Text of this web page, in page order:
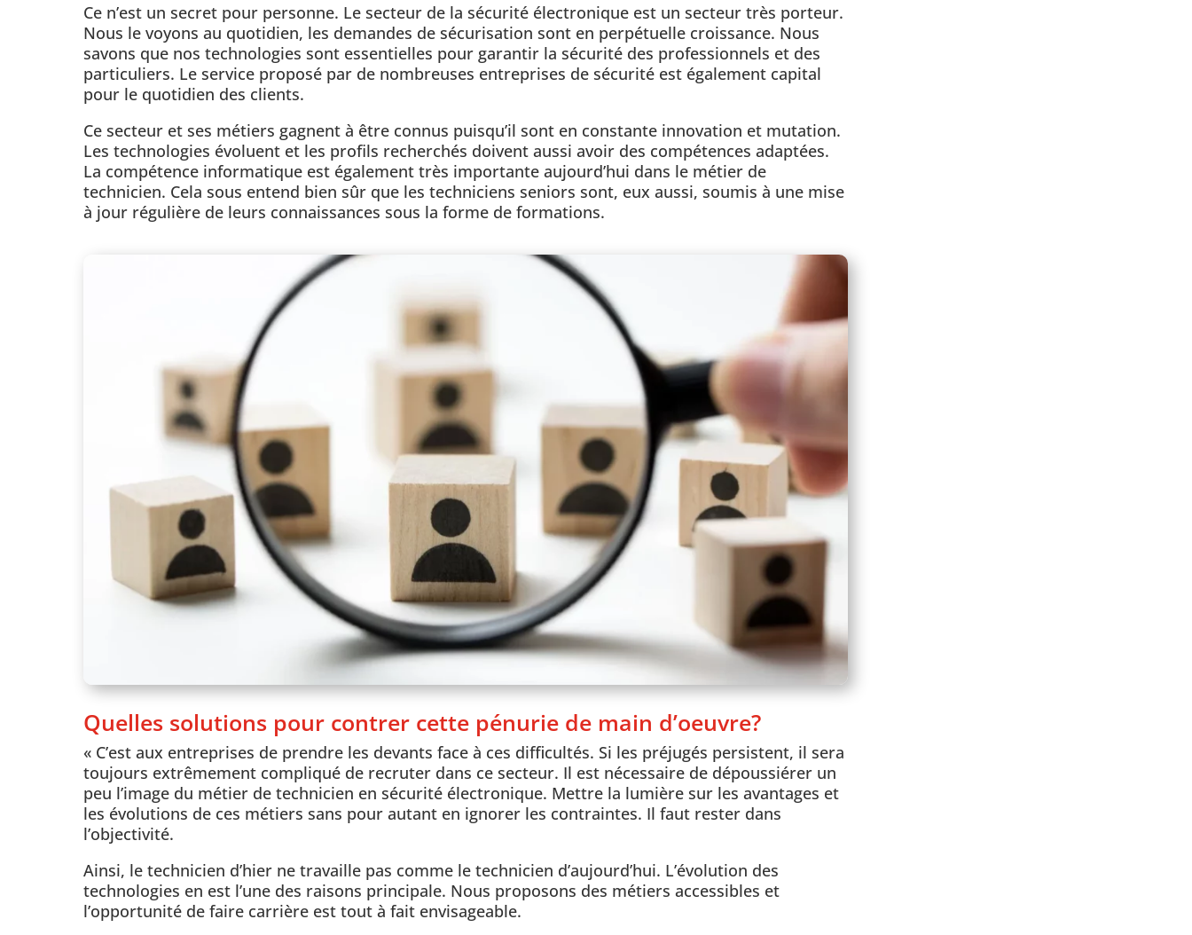
Ce n’est un secret pour personne. Le secteur de la sécurité électronique est un secteur très porteur.
Nous le voyons au quotidien, les demandes de sécurisation sont en perpétuelle croissance. Nous
savons que nos technologies sont essentielles pour garantir la sécurité des professionnels et des
particuliers. Le service proposé par de nombreuses entreprises de sécurité est également capital
pour le quotidien des clients.
Ce secteur et ses métiers gagnent à être connus puisqu’il sont en constante innovation et mutation.
Les technologies évoluent et les profils recherchés doivent aussi avoir des compétences adaptées.
La compétence informatique est également très importante aujourd’hui dans le métier de
technicien. Cela sous entend bien sûr que les techniciens seniors sont, eux aussi, soumis à une mise
à jour régulière de leurs connaissances sous la forme de formations.
Quelles solutions pour contrer cette pénurie de main d’oeuvre?
« C’est aux entreprises de prendre les devants face à ces difficultés. Si les préjugés persistent, il sera
toujours extrêmement compliqué de recruter dans ce secteur. Il est nécessaire de dépoussiérer un
peu l’image du métier de technicien en sécurité électronique. Mettre la lumière sur les avantages et
les évolutions de ces métiers sans pour autant en ignorer les contraintes. Il faut rester dans
l’objectivité.
Ainsi, le technicien d’hier ne travaille pas comme le technicien d’aujourd’hui. L’évolution des
technologies en est l’une des raisons principale. Nous proposons des métiers accessibles et
l’opportunité de faire carrière est tout à fait envisageable.